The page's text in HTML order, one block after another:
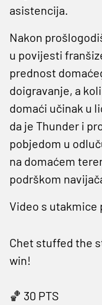
asistencija.
Nakon
u povijesti
prednost
doigravanje, a
domaći učinak u
da je Thunder i
pobjedom u
na domaćem
podrškom
Video s utakmice
Chet stuffed the
win!
🏀 30 PTS